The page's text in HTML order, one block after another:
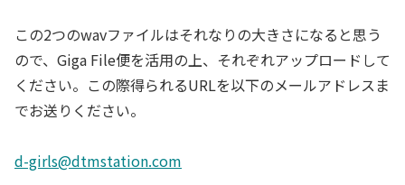
この2つのwavファイルはそれなりの大きさになると思う
ので、Giga File便を活用の上、それぞれアップロードして
ください。この際得られるURLを以下のメールアドレスま
でお送りください。
d-girls@dtmstation.com